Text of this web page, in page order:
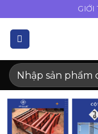
dung
GIỚI
Tìm
kiếm: